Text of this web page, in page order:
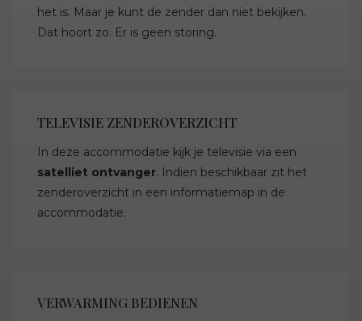
het is. Maar je kunt de zender dan niet bekijken.
Dat hoort zo. Er is geen storing.
TELEVISIE ZENDEROVERZICHT
In deze accommodatie kijk je televisie via een
satelliet ontvanger. Indien beschikbaar zit het
zenderoverzicht in een informatiemap in de
accommodatie.
VERWARMING BEDIENEN